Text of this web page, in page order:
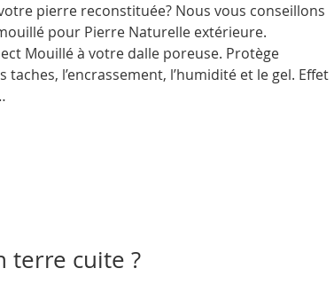
pierre reconstituée? Nous vous conseillons
pour Pierre Naturelle extérieure.
Mouillé à votre dalle poreuse. Protège
l’encrassement, l’humidité et le gel. Effet
terre cuite ?